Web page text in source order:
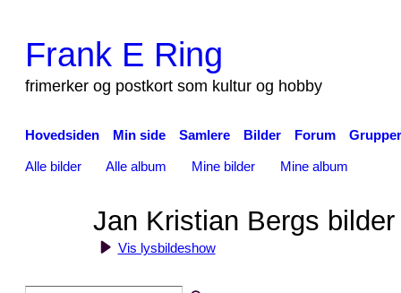
Frank E Ring
frimerker og postkort som kultur og hobby
Hovedsiden Min side Samlere Bilder Forum Grupper
Alle bilder Alle album Mine bilder Mine album
Jan Kristian Bergs
Vis lysbildeshow